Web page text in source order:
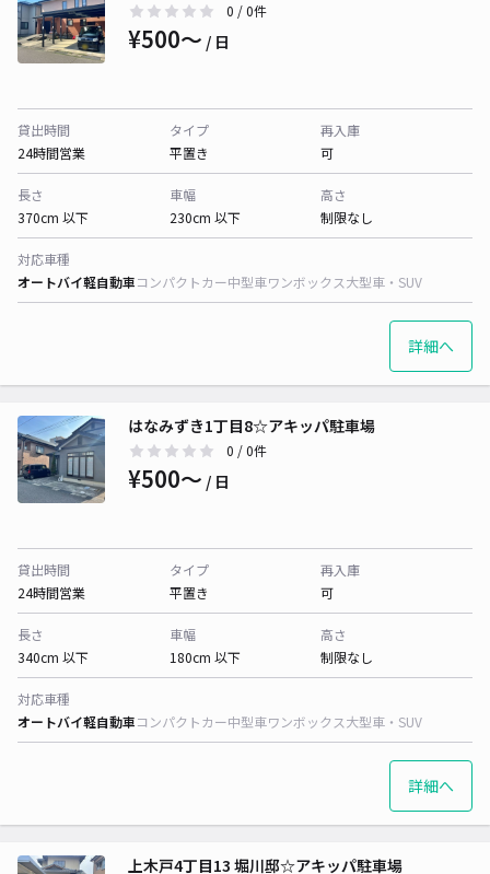
0 / 0件
¥500〜 / 日
貸出時間
24時間営業
タイプ
平置き
再入庫
可
長さ
370cm 以下
車幅
230cm 以下
高さ
制限なし
対応車種
オートバイ軽自動車コンパクトカー中型車ワンボックス大型車・SUV
詳細へ
はなみずき1丁目8☆アキッパ駐車場
0 / 0件
¥500〜 / 日
貸出時間
24時間営業
タイプ
平置き
再入庫
可
長さ
340cm 以下
車幅
180cm 以下
高さ
制限なし
対応車種
オートバイ軽自動車コンパクトカー中型車ワンボックス大型車・SUV
詳細へ
上木戸4丁目13 堀川邸☆アキッパ駐車場